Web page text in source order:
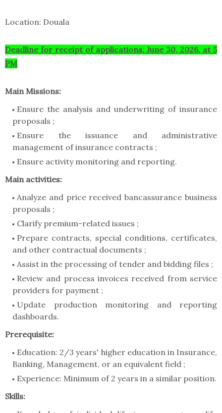
Location: Douala
Deadline for receipt of applications: June 30, 2026, at 5
PM
Main Missions:
Ensure the analysis and underwriting of insurance
proposals ;
Ensure the issuance and administrative
management of insurance contracts ;
Ensure activity monitoring and reporting.
Main activities:
Analyze and price received bancassurance business
proposals ;
Clarify premium-related issues ;
Prepare contracts, special conditions, certificates,
and other contractual documents ;
Assist in the processing of tender and bidding files ;
Review and process invoices received from service
providers for payment ;
Update production monitoring and reporting
dashboards.
Prerequisite:
Education: 2/3 years' higher education in Insurance,
Banking, Management, or an equivalent field ;
Experience: Minimum of 2 years in a similar position.
Skills: